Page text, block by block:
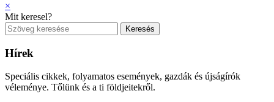
×
Mit keresel?
Hírek
Speciális cikkek, folyamatos események, gazdák és újságírók
véleménye. Tőlünk és a ti földjeitekről.